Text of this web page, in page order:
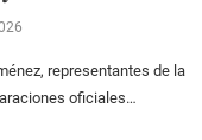
representantes de la
oficiales…